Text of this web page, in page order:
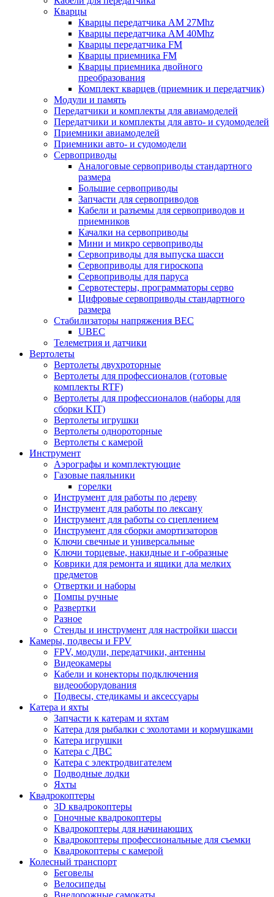
Кварцы
Кварцы передатчика AM 27Mhz
Кварцы передатчика AM 40Mhz
Кварцы передатчика FM
Кварцы приемника FM
Кварцы приемника двойного
преобразования
Комплект кварцев (приемник и передатчик)
Модули и память
Передатчики и комплекты для авиамоделей
Передатчики и комплекты для авто- и судомоделей
Приемники авиамоделей
Приемники авто- и судомодели
Сервоприводы
Аналоговые сервоприводы стандартного
размера
Большие сервоприводы
Запчасти для сервоприводов
Кабели и разъемы для сервоприводов и
приемников
Качалки на сервоприводы
Мини и микро сервоприводы
Сервоприводы для выпуска шасси
Сервоприводы для гироскопа
Сервоприводы для паруса
Сервотестеры, программаторы серво
Цифровые сервоприводы стандартного
размера
Стабилизаторы напряжения BEC
UBEC
Телеметрия и датчики
Вертолеты
Вертолеты двухроторные
Вертолеты для профессионалов (готовые
комплекты RTF)
Вертолеты для профессионалов (наборы для
сборки KIT)
Вертолеты игрушки
Вертолеты однороторные
Вертолеты с камерой
Инструмент
Аэрографы и комплектующие
Газовые паяльники
горелки
Инструмент для работы по дереву
Инструмент для работы по лексану
Инструмент для работы со сцеплением
Инструмент для сборки амортизаторов
Ключи свечные и универсальные
Ключи торцевые, накидные и г-образные
Коврики для ремонта и ящики дла мелких
предметов
Отвертки и наборы
Помпы ручные
Развертки
Разное
Стенды и инструмент для настройки шасси
Камеры, подвесы и FPV
FPV, модули, передатчики, антенны
Видеокамеры
Кабели и конекторы подключения
видеооборудования
Подвесы, стедикамы и аксессуары
Катера и яхты
Запчасти к катерам и яхтам
Катера для рыбалки с эхолотами и кормушками
Катера игрушки
Катера с ДВС
Катера с электродвигателем
Подводные лодки
Яхты
Квадрокоптеры
3D квадрокоптеры
Гоночные квадрокоптеры
Квадрокоптеры для начинающих
Квадрокоптеры профессиональные для съемки
Квадрокоптеры с камерой
Колесный транспорт
Беговелы
Велосипеды
Внедорожные самокаты